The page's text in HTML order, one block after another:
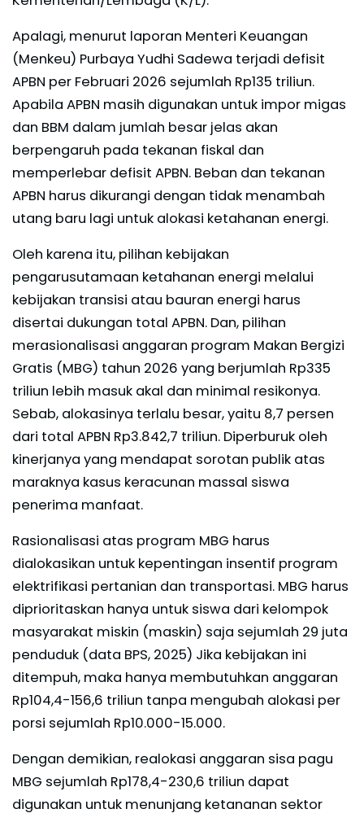
Apalagi, menurut laporan Menteri Keuangan
(Menkeu) Purbaya Yudhi Sadewa terjadi defisit
APBN per Februari 2026 sejumlah Rp135 triliun.
Apabila APBN masih digunakan untuk impor migas
dan BBM dalam jumlah besar jelas akan
berpengaruh pada tekanan fiskal dan
memperlebar defisit APBN. Beban dan tekanan
APBN harus dikurangi dengan tidak menambah
utang baru lagi untuk alokasi ketahanan energi.
Oleh karena itu, pilihan kebijakan
pengarusutamaan ketahanan energi melalui
kebijakan transisi atau bauran energi harus
disertai dukungan total APBN. Dan, pilihan
merasionalisasi anggaran program Makan Bergizi
Gratis (MBG) tahun 2026 yang berjumlah Rp335
triliun lebih masuk akal dan minimal resikonya.
Sebab, alokasinya terlalu besar, yaitu 8,7 persen
dari total APBN Rp3.842,7 triliun. Diperburuk oleh
kinerjanya yang mendapat sorotan publik atas
maraknya kasus keracunan massal siswa
penerima manfaat.
Rasionalisasi atas program MBG harus
dialokasikan untuk kepentingan insentif program
elektrifikasi pertanian dan transportasi. MBG harus
diprioritaskan hanya untuk siswa dari kelompok
masyarakat miskin (maskin) saja sejumlah 29 juta
penduduk (data BPS, 2025) Jika kebijakan ini
ditempuh, maka hanya membutuhkan anggaran
Rp104,4-156,6 triliun tanpa mengubah alokasi per
porsi sejumlah Rp10.000-15.000.
Dengan demikian, realokasi anggaran sisa pagu
MBG sejumlah Rp178,4-230,6 triliun dapat
digunakan untuk menunjang ketananan sektor